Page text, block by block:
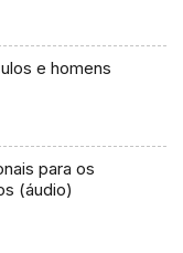
e homens
para os
(áudio)